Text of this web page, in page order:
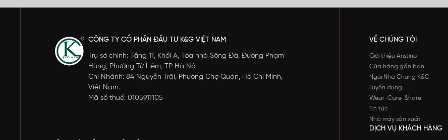
CÔNG TY CỔ PHẦN ĐẦU TƯ K&G VIỆT NAM
Trụ sở chính: Tầng 11, Khối A, Tòa nhà Sông Đà, Đường Phạm
Hùng, Phường Từ Liêm, TP Hà Nội
Chi Nhánh: 84 Nguyễn Trãi, Phường Chợ Quán, Hồ Chí Minh,
Việt Nam.
Mã số thuế: 0105911105
VỀ CHÚNG TÔI
Giới thiệu Aristino
Cửa hàng gần bạn
Ngôi Nhà Chung K&G
Tuyển dụng
Wear-Care-Share
Tin tức
Nhà máy sản xuất
DỊCH VỤ KHÁCH HÀNG